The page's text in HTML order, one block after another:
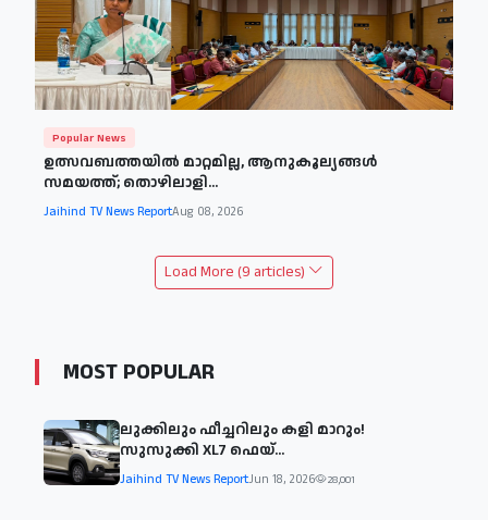
Popular News
ഉത്സവബത്തയിൽ മാറ്റമില്ല, ആനുകൂല്യങ്ങൾ
സമയത്ത്; തൊഴിലാളി...
Jaihind TV News ReportAug 08, 2026
Load More (9 articles)
MOST POPULAR
ലുക്കിലും ഫീച്ചറിലും കളി മാറും!
സുസുക്കി XL7 ഫെയ്‌...
Jaihind TV News ReportJun 18, 2026 28,001